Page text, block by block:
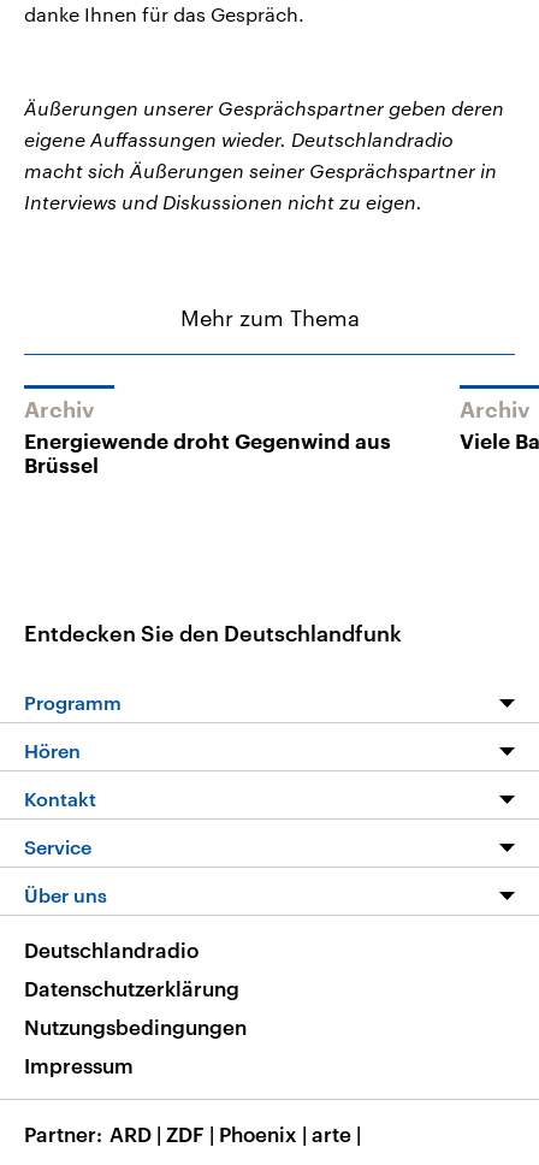
danke Ihnen für das Gespräch.
Äußerungen unserer Gesprächspartner geben deren
eigene Auffassungen wieder. Deutschlandradio
macht sich Äußerungen seiner Gesprächspartner in
Interviews und Diskussionen nicht zu eigen.
Mehr zum Thema
Archiv
Energiewende droht Gegenwind aus
Brüssel
Archiv
Viele
Entdecken Sie den Deutschlandfunk
Programm
Programm
Die Nachrichten
Nachrichtenleicht
Neue Beiträge auf dlf.de
Hören
Livestream
Podcasts
Deutschlandfunk App
Nachrichten App
Frequenzen
Kontakt
Hörerservice
Service
FAQ
Veranstaltungen
Musikliste
RSS
Über uns
Barrierefreiheit
Deutschlandradio
Datenschutzerklärung
Nutzungsbedingungen
Impressum
Partner ARD | ZDF | Phoenix | arte |